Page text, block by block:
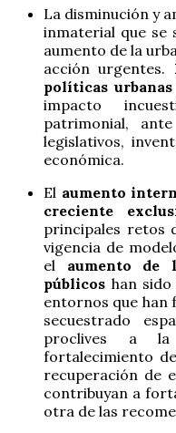
La disminución y
inmaterial que se
aumento de la
acción urgentes.
políticas
impacto
patrimonial,
legislativos,
económica.
El aumento
creciente
principales retos
vigencia de
el aumento de
públicos han
entornos que han
secuestrado
proclives a
fortalecimiento
recuperación de
contribuyan a
otra de las